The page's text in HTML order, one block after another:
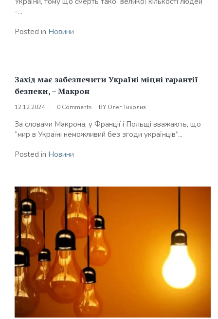
–...
Posted in Новини
Захід має забезпечити Україні міцні гарантії
безпеки, – Макрон
12.12.2024 0 Comments BY Олег Тихолиз
За словами Макрона, у Франції і Польщі вважають, що
“мир в Україні неможливий без згоди українців”...
Posted in Новини